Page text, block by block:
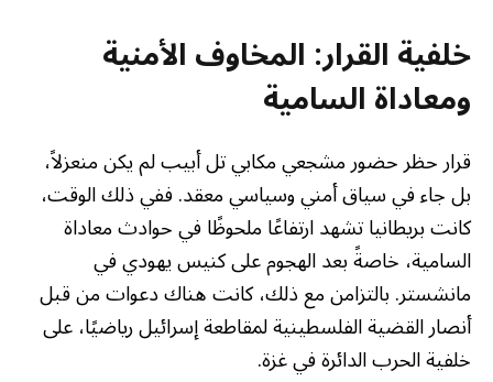
خلفية القرار: المخاوف الأمنية
ومعاداة السامية
قرار حظر حضور مشجعي مكابي تل أبيب لم يكن منعزلاً،
بل جاء في سياق أمني وسياسي معقد. ففي ذلك الوقت،
كانت بريطانيا تشهد ارتفاعًا ملحوظًا في حوادث معاداة
السامية، خاصةً بعد الهجوم على كنيس يهودي في
مانشستر. بالتزامن مع ذلك، كانت هناك دعوات من قبل
أنصار القضية الفلسطينية لمقاطعة إسرائيل رياضيًا، على
خلفية الحرب الدائرة في غزة.